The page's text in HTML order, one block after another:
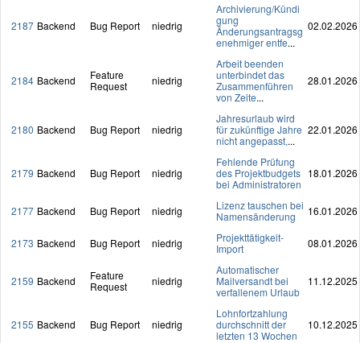
2187 Backend Bug Report niedrig
Archivierung/Kündi
gung
Änderungsantragsg
enehmiger entfe...
02.02.2026
2184 Backend
Feature
Request
niedrig
Arbeit beenden
unterbindet das
Zusammenführen
von Zeite...
28.01.2026
2180 Backend Bug Report niedrig
Jahresurlaub wird
für zukünftige Jahre
nicht angepasst,...
22.01.2026
2179 Backend Bug Report niedrig
Fehlende Prüfung
des Projektbudgets
bei Administratoren
18.01.2026
2177 Backend Bug Report niedrig
Lizenz tauschen bei
Namensänderung
16.01.2026
2173 Backend Bug Report niedrig
Projekttätigkeit-
Import
08.01.2026
2159 Backend
Feature
Request
niedrig
Automatischer
Mailversandt bei
verfallenem Urlaub
11.12.2025
2155 Backend Bug Report niedrig
Lohnfortzahlung
durchschnitt der
letzten 13 Wochen
10.12.2025